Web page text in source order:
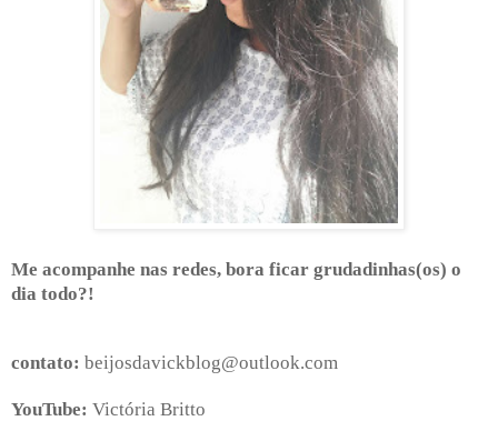
Me acompanhe nas redes, bora ficar grudadinhas(os) o
dia todo?!
contato: beijosdavickblog@outlook.com
YouTube: Victória Britto